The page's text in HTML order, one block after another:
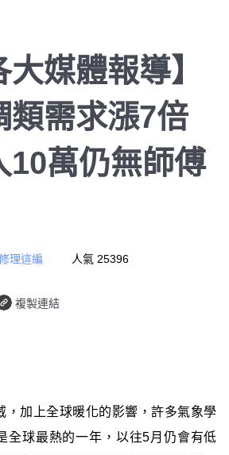
大媒體報導】
類需求漲7倍
10萬仍無師傅
理這編 人氣 25396
複製連結
，加上全球暖化的影響，許多氣象學
全球最熱的一年，以往5月仍會有低